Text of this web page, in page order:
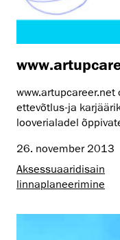
ettevõtlus-ja
looverialadel
26. november 2013
Aksessuaaridisain
linnaplaneerimine